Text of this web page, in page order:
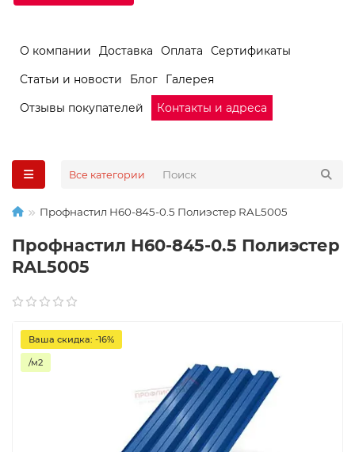
О компании Доставка Оплата
Сертификаты
Статьи и новости
Блог
Галерея
Отзывы покупателей
Контакты и адреса
Все категории
Профнастил Н60-845-0.5 Полиэстер RAL5005
Профнастил Н60-845-0.5 Полиэстер
RAL5005
Ваша скидка: -16%
/м2